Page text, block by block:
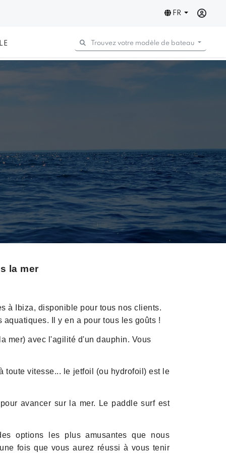
FR
Trouvez votre modèle de bateau
la mer
à Ibiza, disponible pour tous nos clients.
Il y en a pour tous les goûts !
mer) avec l'agilité d'un dauphin. Vous
toute vitesse... le jetfoil (ou hydrofoil) est le
avancer sur la mer. Le paddle surf est
options les plus amusantes que nous
fois que vous aurez réussi à vous tenir